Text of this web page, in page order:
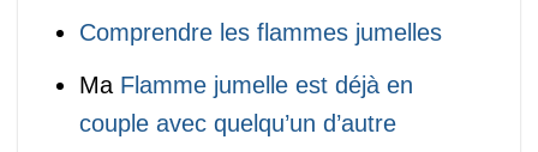
Comprendre les flammes jumelles
Ma Flamme jumelle est déjà en
couple avec quelqu’un d’autre